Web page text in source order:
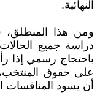
النهائية.
ومن هذا
دراسة جميع الحالات
باحتجاج رسمي إذا
على حقوق المنتخب،
أن يسود المنافسات